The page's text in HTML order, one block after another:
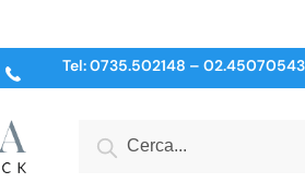
Tel:0735.502148 – 02.45070543